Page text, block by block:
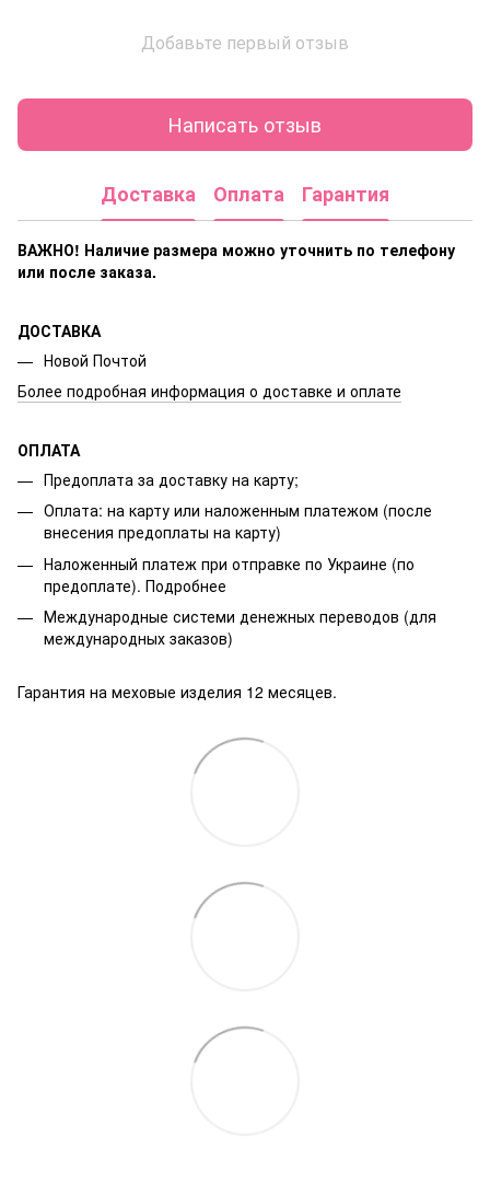
Добавьте первый отзыв
Написать отзыв
Доставка Оплата Гарантия
ВАЖНО! Наличие размера можно уточнить по телефону
или после заказа.
ДОСТАВКА
Новой Почтой
Более подробная информация о доставке и оплате
ОПЛАТА
Предоплата за доставку на карту;
Оплата: на карту или наложенным платежом (после
внесения предоплаты на карту)
Наложенный платеж при отправке по Украине (по
предоплате). Подробнее
Международные системи денежных переводов (для
международных заказов)
Гарантия на меховые изделия 12 месяцев.